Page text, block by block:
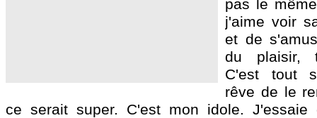
pas le
j'aime voir
et de
du plaisir,
C'est tout
rêve de le
ce serait super. C'est mon idole. J'essaie